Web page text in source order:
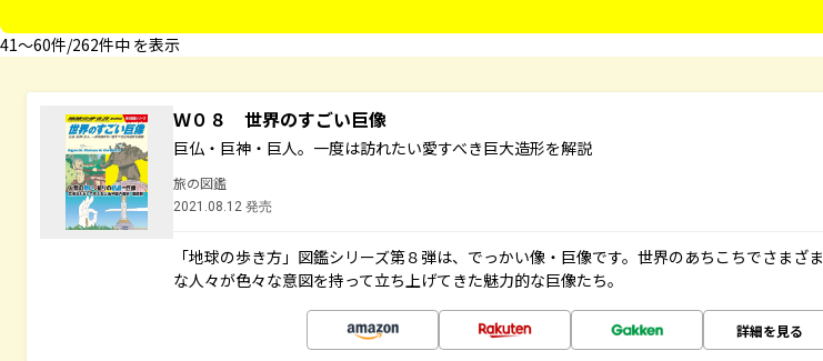
41〜60件/262件中 を表示
Ｗ０８ 世界のすごい巨像
巨仏・巨神・巨人。一度は訪れたい愛すべき巨大造形を解説
旅の図鑑
2021.08.12 発売
「地球の歩き方」図鑑シリーズ第８弾は、でっかい像・巨像です。世界のあちこちでさまざま
な人々が色々な意図を持って立ち上げてきた魅力的な巨像たち。
詳細を見る